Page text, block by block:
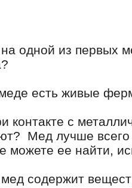
одной из первых
есть живые
контакте с
Мед лучше всего
можете ее найти,
содержит